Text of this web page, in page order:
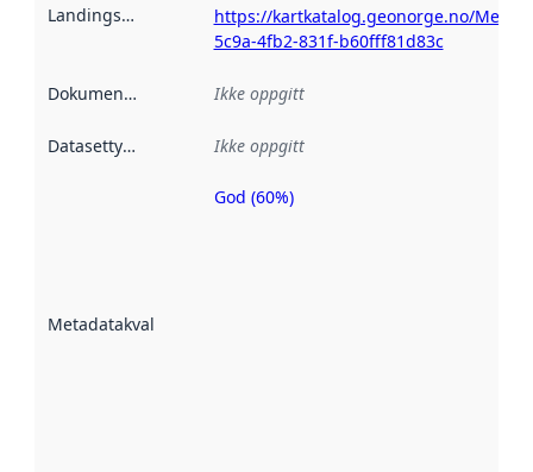
Landingsside
https://kartkatalog.geonorge.no/
5c9a-4fb2-831f-b60fff81d83c
Dokumentasjon Ikke oppgitt
Datasettype Ikke oppgitt
Metadatakvalitet
Metadatakvalitet
God (60%)